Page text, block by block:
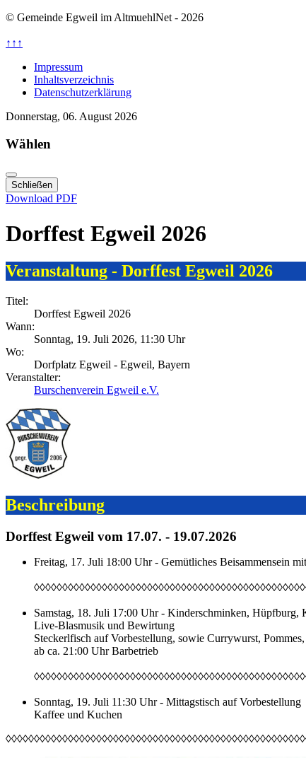
© Gemeinde Egweil im AltmuehlNet - 2026
↑↑↑
Impressum
Inhaltsverzeichnis
Datenschutzerklärung
Donnerstag, 06. August 2026
Wählen
Schließen
Download PDF
Dorffest Egweil 2026
Veranstaltung - Dorffest Egweil 2026
Titel:
Dorffest Egweil 2026
Wann:
Sonntag, 19. Juli 2026, 11:30 Uhr
Wo:
Dorfplatz Egweil - Egweil, Bayern
Veranstalter:
Burschenverein Egweil e.V.
Beschreibung
Dorffest Egweil vom 17.07. - 19.07.2026
Freitag, 17. Juli 18:00 Uhr - Gemütliches Beisammensein
Samstag, 18. Juli 17:00 Uhr - Kinderschminken, Hüpfburg,
Live-Blasmusik und Bewirtung
Steckerlfisch auf Vorbestellung, sowie Currywurst,
ab ca. 21:00 Uhr Barbetrieb
Sonntag, 19. Juli 11:30 Uhr - Mittagstisch auf Vorbestellung
Kaffee und Kuchen